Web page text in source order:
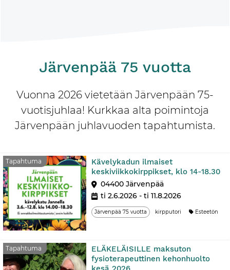
Järvenpää 75 vuotta
Vuonna 2026 vietetään Järvenpään 75-
vuotisjuhlaa! Kurkkaa alta poimintoja
Järvenpään juhlavuoden tapahtumista.
Tapahtuma
Kävelykadun ilmaiset
keskiviikkokirppikset, klo 14-18.30
04400 Järvenpää
ti 2.6.2026 - ti 11.8.2026
Järvenpää 75 vuotta kirpputori Esteetön
Tapahtuma
ELÄKELÄISILLE maksuton
fysioterapeuttinen kehonhuolto